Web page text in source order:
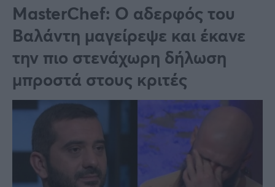
Πολιτική
Τράπεζες
Επιδοτήσεις
ΕΣΠΑ
Κόσμος
Lifestyle
Αθλητικά
Γυναίκα
MasterChef: Ο αδερφός του
Βαλάντη μαγείρεψε και έκανε
την πιο στενάχωρη δήλωση
μπροστά στους κριτές